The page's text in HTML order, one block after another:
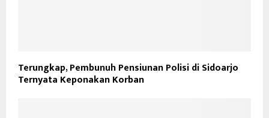
Terungkap, Pembunuh Pensiunan Polisi di Sidoarjo
Ternyata Keponakan Korban